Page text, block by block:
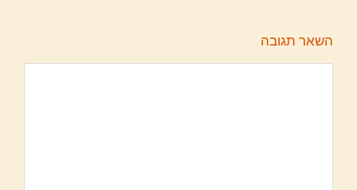
השאר תגובה